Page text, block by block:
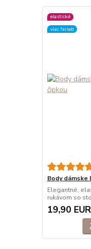
elastické
viac farieb
Body dámske
Elegantné,
rukávom so
19,90 EUR